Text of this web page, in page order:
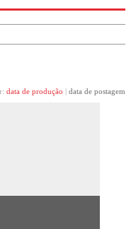
data de produção data de postagem